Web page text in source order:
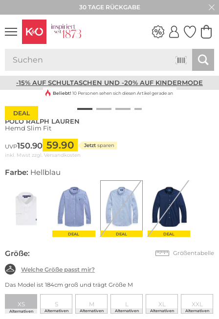
30 TAGE RÜCKGABE
-15% AUF SCHULTASCHEN UND -20% AUF KINDERMODE
DEAL
Beliebt! 10 Personen sehen sich diesen Artikel gerade an
POLO RALPH LAUREN
Hemd Slim Fit
UVP150.90 59.90 Jetzt sparen
inkl. Mwst zzgl. Versandkosten
Farbe: Hellblau
DEAL DEAL DEAL
Größe: Größentabelle
Welche Größe passt mir?
Das Model ist 184cm groß und trägt Größe M
XS
Alternativen
S
Alternativen
M
Alternativen
L
Alternativen
XL
Alternativen
XXL
Alternativen